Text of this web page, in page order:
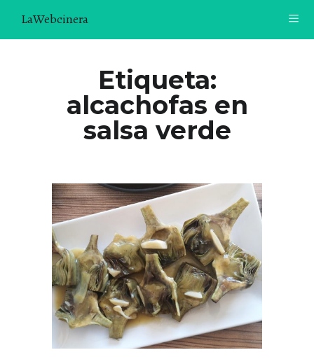
LaWebcinera
VIDEORECETAS
¿TE GUSTARÍA UNIRTE A NUESTRA AVENTURA GASTRON
ÓMICA?
ÚNETE A LA NEWSLETTER
RECOMENDACIONES
Etiqueta:
alcachofas en
salsa verde